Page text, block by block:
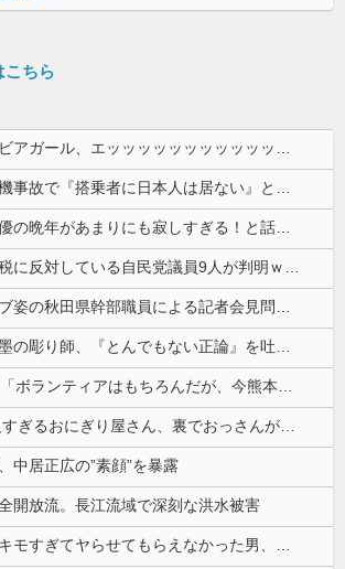
こちら
【画像】北朝鮮のビアガール、エッッッッッッッッッッッッッッッッッ！
【赤っ恥】「航空機事故で『搭乗者に日本人は居ない』という発表は嫌い。人間として同じ価値だと思う」→ツッコミ殺到も「自分が気に入らないと思った」と...
昭和を代表する女優の晩年があまりにも寂しすぎる！と話題に、自身の子供を餓死する寸前までネグレクトした挙句……
【悲報】消費税減税に反対している自民党議員9人が判明ｗｗｗｗｗｗ
【速報】バスローブ姿の秋田県幹部職員による記者会見問題、ラブホテルからの参加だと特定「体調が優れなかったため...」とは何だったのか
【画像】全身入れ墨の彫り師、『とんでもない正論』を吐いて30万再生されてしまうｗｗｗｗｗｗｗ
鈴木紗理奈（49）「ボランティアはもちろんだが、今熊本へ旅行に行くことも支援になる」
【画像】 例の美人すぎるおにぎり屋さん、裏でおっさんが握っていたｗｗｗｗｗｗｗｗｗｗｗｗｗｗｗｗｗ
中居正広の”素顔”を暴露
開放流。長江流域で深刻な洪水被害
立ちんぼを買うもキモすぎてヤらせてもらえなかった男、代わりの足コキでまさかの大量身寸米青ｗｗｗ